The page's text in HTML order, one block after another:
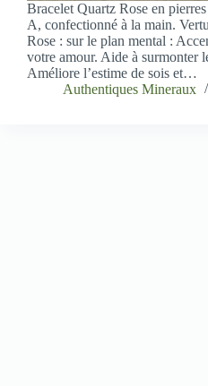
Bracelet Quartz Rose en
A, confectionné à la main.
Rose : sur le plan mental :
votre amour. Aide à surmonter
Améliore l’estime de sois et…
Authentiques Mineraux